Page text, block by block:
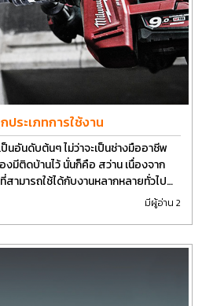
ประเภทการใช้งาน
อันดับต้นๆ ไม่ว่าจะเป็นช่างมืออาชีพ
มีติดบ้านไว้ นั่นก็คือ สว่าน เนื่องจาก
ามารถใช้ได้กับงานหลากหลายทั่วไป
รๆก็สามารถใช้ได้
มีผู้อ่าน 2